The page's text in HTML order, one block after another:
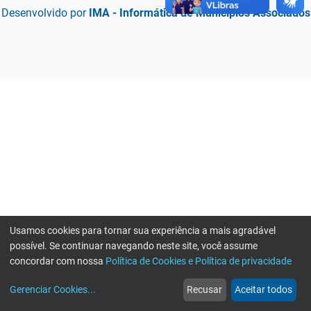
Desenvolvido por IMA - Informática de Municípios Associados
web
Notícias
more_horiz
Mais
Usamos cookies para tornar sua experiência a mais agradável
possível. Se continuar navegando neste site, você assume
concordar com nossa Política de Cookies e Política de privacidade
Gerenciar Cookies... Recusar Aceitar todos
Erro ao enviar informações, por favor tente novamente